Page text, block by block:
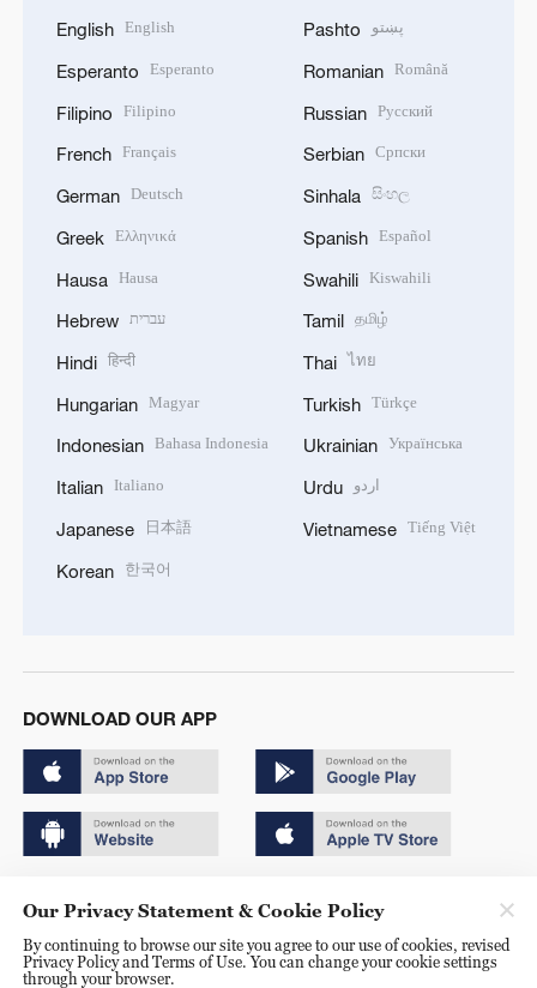
English English
Esperanto Esperanto
Filipino Filipino
French Français
German Deutsch
Greek Ελληνικά
Hausa Hausa
Hebrew עברית
Hindi हिन्दी
Hungarian Magyar
Indonesian Bahasa Indonesia
Italian Italiano
Japanese 日本語
Korean 한국어
Pashto پښتو
Romanian Română
Russian Русский
Serbian Српски
Sinhala සිංහල
Spanish Español
Swahili Kiswahili
Tamil தமிழ்
Thai ไทย
Turkish Türkçe
Ukrainian Українська
Urdu اردو
Vietnamese Tiếng Việt
DOWNLOAD OUR APP
京ICP备20000184号
京公网安备 11010502050052号
Our Privacy Statement & Cookie Policy
By continuing to browse our site you agree to our use of cookies, revised
Privacy Policy and Terms of Use. You can change your cookie settings
through your browser.